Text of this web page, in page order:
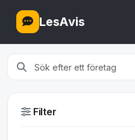
LesAvis
Filter